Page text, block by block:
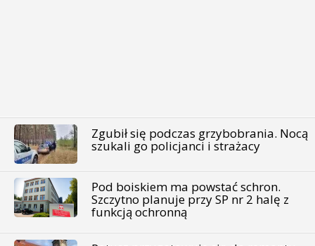
Zgubił się podczas grzybobrania. Nocą
szukali go policjanci i strażacy
Pod boiskiem ma powstać schron.
Szczytno planuje przy SP nr 2 halę z
funkcją ochronną